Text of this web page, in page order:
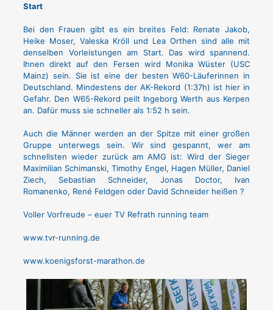
Start
Bei den Frauen gibt es ein breites Feld: Renate Jakob,
Heike Moser, Valeska Kröll und Lea Orthen sind alle mit
denselben Vorleistungen am Start. Das wird spannend.
Ihnen direkt auf den Fersen wird Monika Wüster (USC
Mainz) sein. Sie ist eine der besten W60-Läuferinnen in
Deutschland. Mindestens der AK-Rekord (1:37h) ist hier in
Gefahr. Den W65-Rekord peilt Ingeborg Werth aus Kerpen
an. Dafür muss sie schneller als 1:52 h sein.
Auch die Männer werden an der Spitze mit einer großen
Gruppe unterwegs sein. Wir sind gespannt, wer am
schnellsten wieder zurück am AMG ist: Wird der Sieger
Maximilian Schimanski, Timothy Engel, Hagen Müller, Daniel
Ziech, Sebastian Schneider, Jonas Doctor, Ivan
Romanenko, René Feldgen oder David Schneider heißen ?
Voller Vorfreude – euer TV Refrath running team
www.tvr-running.de
www.koenigsforst-marathon.de